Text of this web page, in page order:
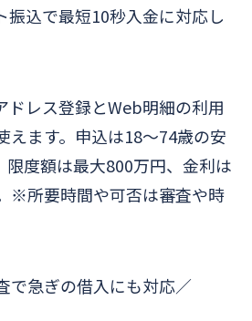
振込で最短10秒入金に対応し
ドレス登録とWeb明細の利用
えます。申込は18～74歳の安
限度額は最大800万円、金利は
※所要時間や可否は審査や時
で急ぎの借入にも対応／